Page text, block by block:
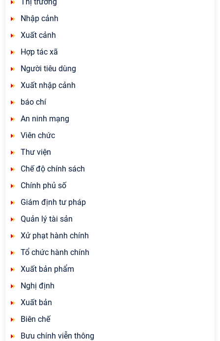
Nhập cảnh
Xuất cảnh
Hợp tác xã
Người tiêu dùng
Xuất nhập cảnh
báo chí
An ninh mạng
Viên chức
Thư viện
Chế độ chính sách
Chính phủ số
Giám định tư pháp
Quản lý tài sản
Xử phạt hành chính
Tổ chức hành chính
Xuất bản phẩm
Nghị định
Xuất bản
Biên chế
Bưu chính viễn thông